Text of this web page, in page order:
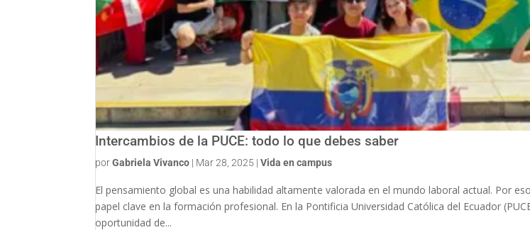
Intercambios de la PUCE: todo lo que debes saber
porGabriela Vivanco | Mar 28, 2025 |Vida en campus
El pensamiento global es una habilidad altamente valorada en el mundo laboral actual. Por
papel clave en la formación profesional. En la Pontificia Universidad Católica del Ecuador
oportunidad de...